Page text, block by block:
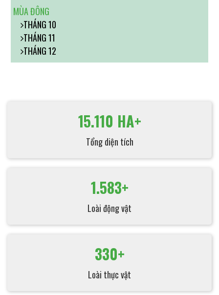
MÙA ĐÔNG
THÁNG 10
THÁNG 11
THÁNG 12
15.110 HA+
Tổng diện tích
1.583+
Loài động vật
330+
Loài thực vật